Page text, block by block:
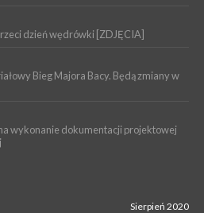
dzień wędrówki [ZDJĘCIA]
Bieg Majora Bacy. Będą zmiany w
wykonanie dokumentacji projektowej
Sierpień 2020